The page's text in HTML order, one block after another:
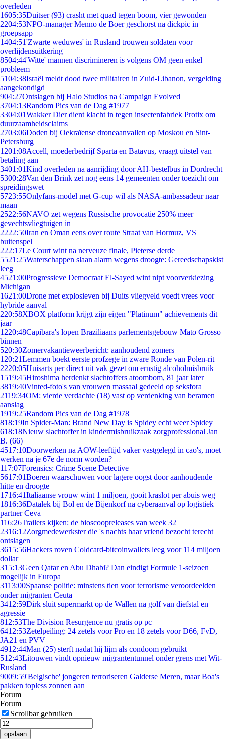
overleden
1605:35Duitser (93) crasht met quad tegen boom, vier gewonden
2204:53NPO-manager Menno de Boer geschorst na dickpic in
groepsapp
1404:51'Zwarte weduwes' in Rusland trouwen soldaten voor
overlijdensuitkering
8504:44'Witte' mannen discrimineren is volgens OM geen enkel
probleem
5104:38Israël meldt dood twee militairen in Zuid-Libanon, vergelding
aangekondigd
904:27Ontslagen bij Halo Studios na Campaign Evolved
3704:13Random Pics van de Dag #1977
3304:01Wakker Dier dient klacht in tegen insectenfabriek Protix om
duurzaamheidsclaims
2703:06Doden bij Oekraïense droneaanvallen op Moskou en Sint-
Petersburg
1201:08Accell, moederbedrijf Sparta en Batavus, vraagt uitstel van
betaling aan
3401:01Kind overleden na aanrijding door AH-bestelbus in Dordrecht
5300:28Van den Brink zet nog eens 14 gemeenten onder toezicht om
spreidingswet
5723:55Onlyfans-model met G-cup wil als NASA-ambassadeur naar
maan
2522:56NAVO zet wegens Russische provocatie 250% meer
gevechtsvliegtuigen in
2222:50Iran en Oman eens over route Straat van Hormuz, VS
buitenspel
222:17Le Court wint na nerveuze finale, Pieterse derde
5521:25Waterschappen slaan alarm wegens droogte: Gereedschapskist
leeg
4521:00Progressieve Democraat El-Sayed wint nipt voorverkiezing
Michigan
1621:00Drone met explosieven bij Duits vliegveld voedt vrees voor
hybride aanval
220:58XBOX platform krijgt zijn eigen "Platinum" achievements dit
jaar
1220:48Capibara's lopen Braziliaans parlementsgebouw Mato Grosso
binnen
520:30Zomervakantieweerbericht: aanhoudend zomers
1 20:21Lemmen boekt eerste profzege in zware Ronde van Polen-rit
2220:05Huisarts per direct uit vak gezet om ernstig alcoholmisbruik
1519:45Hiroshima herdenkt slachtoffers atoombom, 81 jaar later
3819:40Vinted-foto's van vrouwen massaal gedeeld op seksfora
2119:34OM: vierde verdachte (18) vast op verdenking van beramen
aanslag
1919:25Random Pics van de Dag #1978
818:19In Spider-Man: Brand New Day is Spidey echt weer Spidey
618:18Nieuw slachtoffer in kindermisbruikzaak zorgprofessional Jan
B. (66)
4517:10Doorwerken na AOW-leeftijd vaker vastgelegd in cao's, moet
werken na je 67e de norm worden?
117:07Forensics: Crime Scene Detective
5617:01Boeren waarschuwen voor lagere oogst door aanhoudende
hitte en droogte
1716:41Italiaanse vrouw wint 1 miljoen, gooit kraslot per abuis weg
1816:36Datalek bij Bol en de Bijenkorf na cyberaanval op logistiek
partner Ceva
116:26Trailers kijken: de bioscoopreleases van week 32
2316:12Zorgmedewerkster die 's nachts haar vriend bezocht terecht
ontslagen
3615:56Hackers roven Coldcard-bitcoinwallets leeg voor 114 miljoen
dollar
315:13Geen Qatar en Abu Dhabi? Dan eindigt Formule 1-seizoen
mogelijk in Europa
3113:00Spaanse politie: minstens tien voor terrorisme veroordeelden
onder migranten Ceuta
3412:59Dirk sluit supermarkt op de Wallen na golf van diefstal en
agressie
812:53The Division Resurgence nu gratis op pc
6412:53Zetelpeiling: 24 zetels voor Pro en 18 zetels voor D66, FvD,
JA21 en PVV
4912:44Man (25) sterft nadat hij lijm als condoom gebruikt
512:43Litouwen vindt opnieuw migrantentunnel onder grens met Wit-
Rusland
9009:59'Belgische' jongeren terroriseren Galderse Meren, maar Boa's
pakken topless zonnen aan
Forum
Forum
Scrollbar gebruiken
opslaan